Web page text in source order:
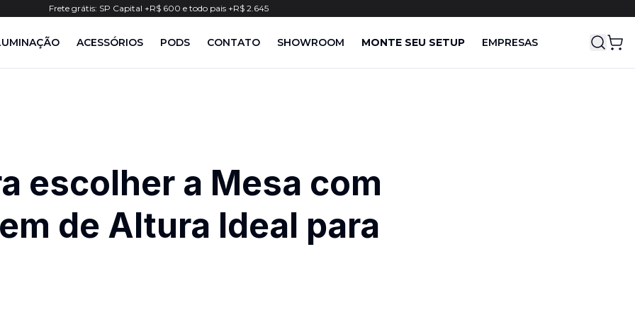
Frete grátis: SP Capital +R$ 600 e todo pais +R$ 2.645
Pro
DUO
Recline
Pro Recline
ACESSÓRIOS
Pegboard
PODS
Shop All
Pod MEDIUM
Pod LARGE
Pod X-LARGE
CONTATO SHOWROOM MONTE SEU SETUP EMPRESAS
escolher a Mesa com
de Altura Ideal para